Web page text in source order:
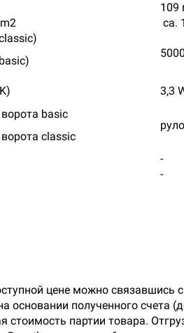
109
ca.
3,3
basic
classic
-
-
цене можно связавшись
основании полученного счета
партии товара.